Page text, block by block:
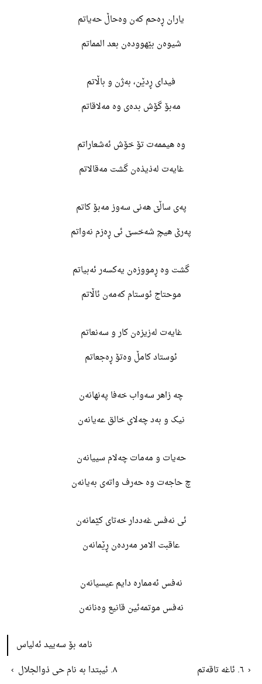
یاران ڕەحم کەن وەحاڵ حەیاتم
شیوەن بێهوودەن بعد المماتم
فیدای ڕدێن، بەژن و باڵاتم
مەبۆ گۆش بدەی وە مەلاقاتم
وە هیممەت تۆ خۆش ئەشعاراتم
غایەت لەذیذەن گشت مەقالاتم
پەی ساڵێ هەنی سەوز مەبۆ کاتم
پەرێ هیچ شەخسێ ئی ڕەزم نەواتم
گشت وە ڕمووزەن یەکسەر ئەبیاتم
موحتاج ئوستام کەمەن ئاڵاتم
غایەت لەزیزەن کار و سەنعاتم
ئوستاد کامڵ وەتۆ ڕەجعاتم
چە زاهر سەواب خەفا پەنهانەن
نیک و بەد چەلای خالق عەیانەن
حەیات و مەمات چەلام سییانەن
چ حاجەت وە حەرف واتەی بەیانەن
ئی نەفس غەددار خەتای کێمانەن
عاقبت الامر مەردەن ڕێمانەن
نەفس ئەممارە دایم عیسیانەن
نەفس موتمەئین قانیع وەنانەن
نامە بۆ سەیید ئەلیاس
‹ ٦. ئاغە تاقەتم ٨. ئیبتدا بە نام حی ذوالجلال ›